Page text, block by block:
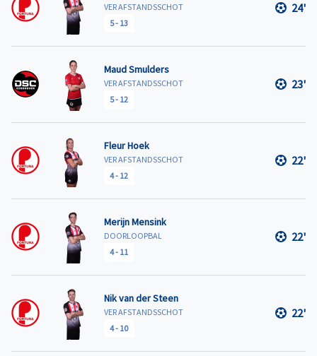
VER AFSTANDSSCHOT
5- 13
24'
Maud Smulders
VER AFSTANDSSCHOT
5- 12
23'
Fleur Hoek
VER AFSTANDSSCHOT
4- 12
22'
Merijn Mensink
DOORLOOPBAL
4- 11
22'
Nik van der Steen
VER AFSTANDSSCHOT
4- 10
22'